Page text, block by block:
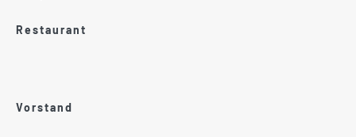
Restaurant
Vorstand